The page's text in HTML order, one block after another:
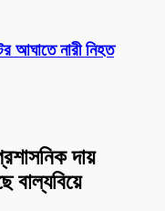
আঘাতে নারী নিহত
দায়
বাল্যবিয়ে